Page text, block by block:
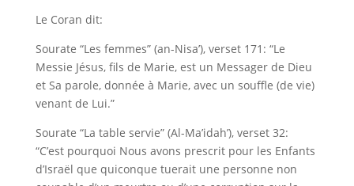
Le Coran dit:
Sourate “Les femmes” (an-Nisa’), verset 171: “Le
Messie Jésus, fils de Marie, est un Messager de Dieu
et Sa parole, donnée à Marie, avec un souffle (de vie)
venant de Lui.”
Sourate “La table servie” (Al-Ma’idah’), verset 32:
“C’est pourquoi Nous avons prescrit pour les Enfants
d’Israël que quiconque tuerait une personne non